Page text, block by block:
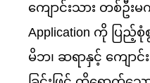
ကျောင်းသား တစ်ဦးမ
Application ကို ပြ
မိဘ၊ ဆရာနှင့် ကျောင်